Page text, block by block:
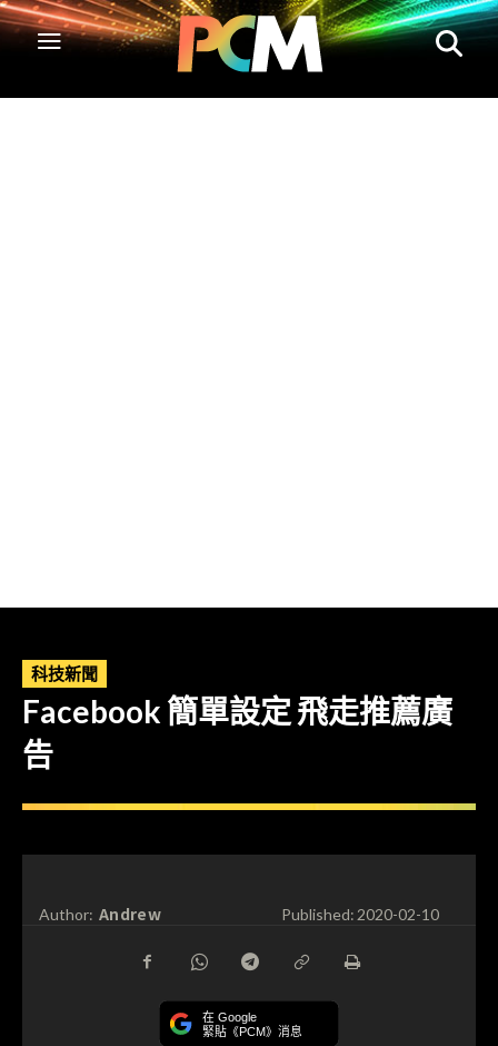
科技新聞
Facebook 簡單設定 飛走推薦廣
告
Author: Andrew Published:2020-02-10
在 Google
緊貼《PCM》消息